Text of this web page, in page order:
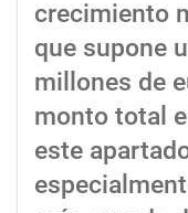
crecimiento
que supone
millones de
monto total
este